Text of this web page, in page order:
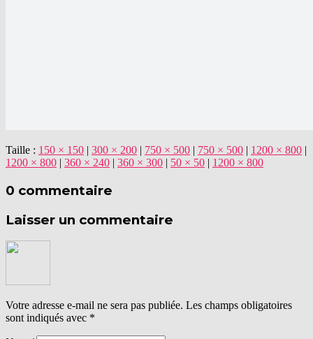
Taille : 150 × 150 | 300 × 200 | 750 × 500 | 750 × 500 | 1200 × 800 |
1200 × 800 | 360 × 240 | 360 × 300 | 50 × 50 | 1200 × 800
0 commentaire
Laisser un commentaire
Votre adresse e-mail ne sera pas publiée. Les champs obligatoires
sont indiqués avec *